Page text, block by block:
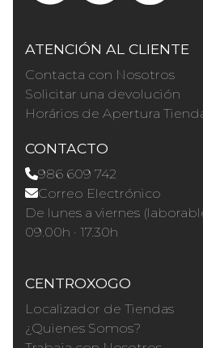
ATENCIÓN AL CLIENTE
Contacta con Nosotros
Solicitar una devolución
Horários de Apertura
CONTACTO
986 609 742
Correo Electrónico
De lunes a viernes
09.00h · 17.30h
CENTROXOGO
Localizador de Tiendas
¿Quienes Somos?